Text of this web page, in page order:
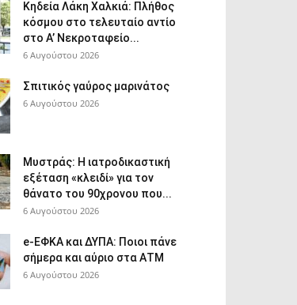
Κηδεία Λάκη Χαλκιά: Πλήθος
κόσμου στο τελευταίο αντίο
στο Α’ Νεκροταφείο...
6 Αυγούστου 2026
Σπιτικός γαύρος μαρινάτος
6 Αυγούστου 2026
Μυστράς: Η ιατροδικαστική
εξέταση «κλειδί» για τον
θάνατο του 90χρονου που...
6 Αυγούστου 2026
e-ΕΦΚΑ και ΔΥΠΑ: Ποιοι πάνε
σήμερα και αύριο στα ΑΤΜ
6 Αυγούστου 2026